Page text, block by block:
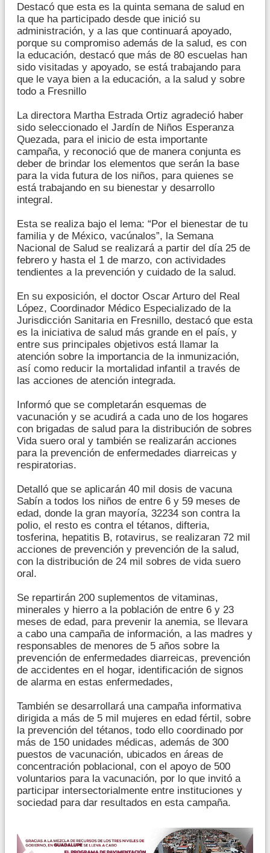
Destacó que esta es la quinta semana de salud en
la que ha participado desde que inició su
administración, y a las que continuará apoyado,
porque su compromiso además de la salud, es con
la educación, destacó que más de 80 escuelas han
sido visitadas y apoyado, se está trabajando para
que le vaya bien a la educación, a la salud y sobre
todo a Fresnillo
La directora Martha Estrada Ortiz agradeció haber
sido seleccionado el Jardín de Niños Esperanza
Quezada, para el inicio de esta importante
campaña, y reconoció que de manera conjunta es
deber de brindar los elementos que serán la base
para la vida futura de los niños, para quienes se
está trabajando en su bienestar y desarrollo
integral.
Esta se realiza bajo el lema: “Por el bienestar de tu
familia y de México, vacúnalos”, la Semana
Nacional de Salud se realizará a partir del día 25 de
febrero y hasta el 1 de marzo, con actividades
tendientes a la prevención y cuidado de la salud.
En su exposición, el doctor Oscar Arturo del Real
López, Coordinador Médico Especializado de la
Jurisdicción Sanitaria en Fresnillo, destacó que esta
es la iniciativa de salud más grande en el país, y
entre sus principales objetivos está llamar la
atención sobre la importancia de la inmunización,
así como reducir la mortalidad infantil a través de
las acciones de atención integrada.
Informó que se completarán esquemas de
vacunación y se acudirá a cada uno de los hogares
con brigadas de salud para la distribución de sobres
Vida suero oral y también se realizarán acciones
para la prevención de enfermedades diarreicas y
respiratorias.
Detalló que se aplicarán 40 mil dosis de vacuna
Sabín a todos los niños de entre 6 y 59 meses de
edad, donde la gran mayoría, 32234 son contra la
polio, el resto es contra el tétanos, difteria,
tosferina, hepatitis B, rotavirus, se realizaran 72 mil
acciones de prevención y prevención de la salud,
con la distribución de 24 mil sobres de vida suero
oral.
Se repartirán 200 suplementos de vitaminas,
minerales y hierro a la población de entre 6 y 23
meses de edad, para prevenir la anemia, se llevara
a cabo una campaña de información, a las madres y
responsables de menores de 5 años sobre la
prevención de enfermedades diarreicas, prevención
de accidentes en el hogar, identificación de signos
de alarma en estas enfermedades,
También se desarrollará una campaña informativa
dirigida a más de 5 mil mujeres en edad fértil, sobre
la prevención del tétanos, todo ello coordinado por
más de 150 unidades médicas, además de 300
puestos de vacunación, ubicados en áreas de
concentración poblacional, con el apoyo de 500
voluntarios para la vacunación, por lo que invitó a
participar intersectorialmente entre instituciones y
sociedad para dar resultados en esta campaña.